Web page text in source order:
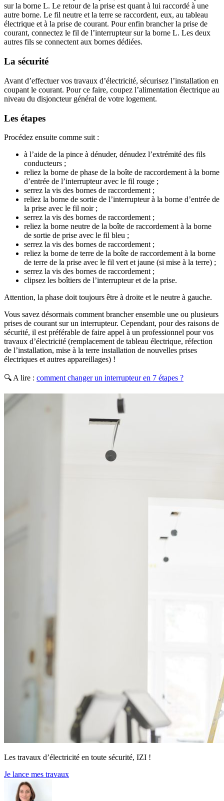
sur la borne L. Le retour de la prise est quant à lui raccordé à une
autre borne. Le fil neutre et la terre se raccordent, eux, au tableau
électrique et à la prise de courant. Pour enfin brancher la prise de
courant, connectez le fil de l’interrupteur sur la borne L. Les deux
autres fils se connectent aux bornes dédiées.
La sécurité
Avant d’effectuer vos travaux d’électricité, sécurisez l’installation en
coupant le courant. Pour ce faire, coupez l’alimentation électrique au
niveau du disjoncteur général de votre logement.
Les étapes
Procédez ensuite comme suit :
à l’aide de la pince à dénuder, dénudez l’extrémité des fils
conducteurs ;
reliez la borne de phase de la boîte de raccordement à la borne
d’entrée de l’interrupteur avec le fil rouge ;
serrez la vis des bornes de raccordement ;
reliez la borne de sortie de l’interrupteur à la borne d’entrée de
la prise avec le fil noir ;
serrez la vis des bornes de raccordement ;
reliez la borne neutre de la boîte de raccordement à la borne
de sortie de prise avec le fil bleu ;
serrez la vis des bornes de raccordement ;
reliez la borne de terre de la boîte de raccordement à la borne
de terre de la prise avec le fil vert et jaune (si mise à la terre) ;
serrez la vis des bornes de raccordement ;
clipsez les boîtiers de l’interrupteur et de la prise.
Attention, la phase doit toujours être à droite et le neutre à gauche.
Vous savez désormais comment brancher ensemble une ou plusieurs
prises de courant sur un interrupteur. Cependant, pour des raisons de
sécurité, il est préférable de faire appel à un professionnel pour vos
travaux d’électricité (remplacement de tableau électrique, réfection
de l’installation, mise à la terre installation de nouvelles prises
électriques et autres appareillages) !
🔍 A lire : comment changer un interrupteur en 7 étapes ?
Les travaux d’électricité en toute sécurité, IZI !
Je lance mes travaux